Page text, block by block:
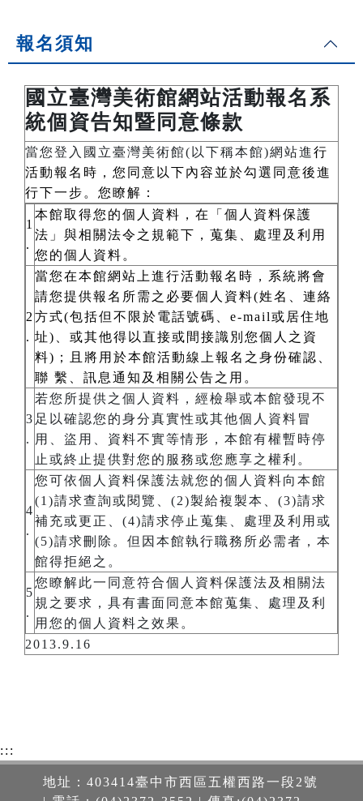
報名須知
國立臺灣美術館網站活動報名系
統個資告知暨同意條款
當您登入國立臺灣美術館(以下稱本館)網站進行
活動報名時，您同意以下內容並於勾選同意後進
行下一步。您瞭解：
1
.
本館取得您的個人資料，在「個人資料保護
法」與相關法令之規範下，蒐集、處理及利用
您的個人資料。
2
.
當您在本館網站上進行活動報名時，系統將會
請您提供報名所需之必要個人資料(姓名、連絡
方式(包括但不限於電話號碼、e-mail或居住地
址)、或其他得以直接或間接識別您個人之資
料)；且將用於本館活動線上報名之身份確認、
聯 繫、訊息通知及相關公告之用。
3
.
若您所提供之個人資料，經檢舉或本館發現不
足以確認您的身分真實性或其他個人資料冒
用、盜用、資料不實等情形，本館有權暫時停
止或終止提供對您的服務或您應享之權利。
4
.
您可依個人資料保護法就您的個人資料向本館
(1)請求查詢或閱覽、(2)製給複製本、(3)請求
補充或更正、(4)請求停止蒐集、處理及利用或
(5)請求刪除。但因本館執行職務所必需者，本
館得拒絕之。
5
.
您瞭解此一同意符合個人資料保護法及相關法
規之要求，具有書面同意本館蒐集、處理及利
用您的個人資料之效果。
2013.9.16
:::
地址：403414臺中市西區五權西路一段2號